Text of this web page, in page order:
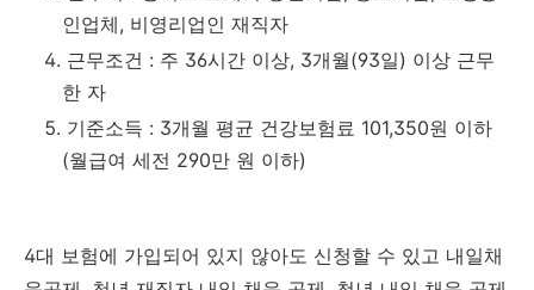
인업체, 비영리업인 재직자
근무조건 : 주 36시간 이상, 3개월(93일) 이상 근무
한 자
기준소득 : 3개월 평균 건강보험료 101,350원 이하
(월급여 세전 290만 원 이하)
4대 보험에 가입되어 있지 않아도 신청할 수 있고 내일채